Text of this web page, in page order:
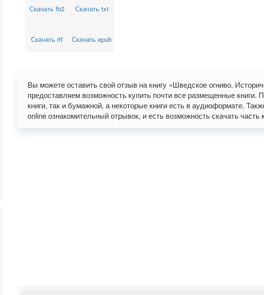
Скачать fb2 Скачать txt
Скачать rtf Скачать epub
Вы можете оставить свой отзыв на книгу «Шведское огниво.
предоставляем возможность купить почти все размещенные книги.
книги, так и бумажной, а некоторые книги есть в аудиоформате.
online ознакомительный отрывок, и есть возможность скачать